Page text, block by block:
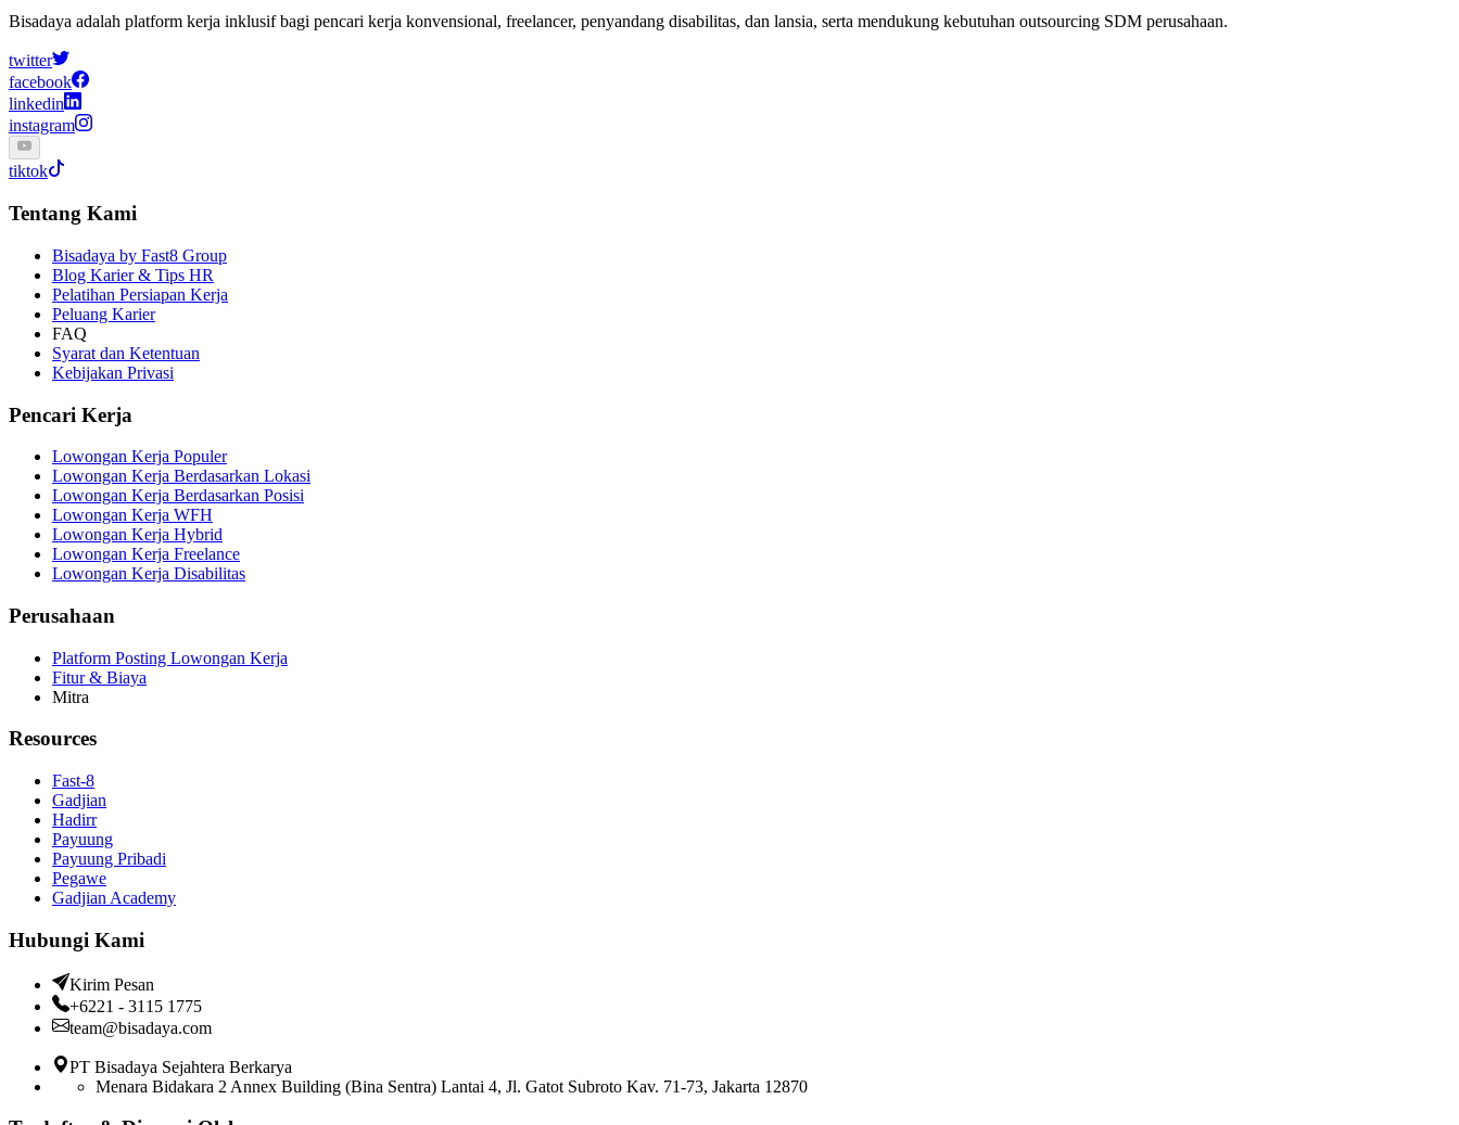
Bisadaya adalah platform kerja inklusif bagi pencari kerja konvensional, freelancer, penyandang disabilitas, dan lansia, serta mendukung kebutuhan outsourcing SDM perusahaan.
twitter
facebook
linkedin
instagram
tiktok
Tentang Kami
Bisadaya by Fast8 Group
Blog Karier & Tips HR
Pelatihan Persiapan Kerja
Peluang Karier
FAQ
Syarat dan Ketentuan
Kebijakan Privasi
Pencari Kerja
Lowongan Kerja Populer
Lowongan Kerja Berdasarkan Lokasi
Lowongan Kerja Berdasarkan Posisi
Lowongan Kerja WFH
Lowongan Kerja Hybrid
Lowongan Kerja Freelance
Lowongan Kerja Disabilitas
Perusahaan
Platform Posting Lowongan Kerja
Fitur & Biaya
Mitra
Resources
Fast-8
Gadjian
Hadirr
Payuung
Payuung Pribadi
Pegawe
Gadjian Academy
Hubungi Kami
Kirim Pesan
+6221 - 3115 1775
team@bisadaya.com
PT Bisadaya Sejahtera Berkarya
Menara Bidakara 2 Annex Building (Bina Sentra) Lantai 4, Jl. Gatot Subroto Kav. 71-73, Jakarta 12870